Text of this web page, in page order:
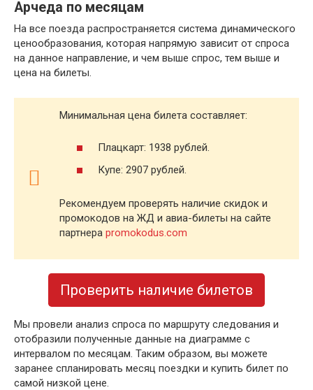
Арчеда по месяцам
На все поезда распространяется система динамического
ценообразования, которая напрямую зависит от спроса
на данное направление, и чем выше спрос, тем выше и
цена на билеты.
Минимальная цена билета составляет:
Плацкарт: 1938 рублей.
Купе: 2907 рублей.
Рекомендуем проверять наличие скидок и
промокодов на ЖД и авиа-билеты на сайте
партнера promokodus.com
Проверить наличие билетов
Мы провели анализ спроса по маршруту следования и
отобразили полученные данные на диаграмме с
интервалом по месяцам. Таким образом, вы можете
заранее спланировать месяц поездки и купить билет по
самой низкой цене.